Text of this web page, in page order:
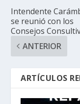
Intendente
se reunió con los
Consejos
ANTERIOR
ARTÍCULOS